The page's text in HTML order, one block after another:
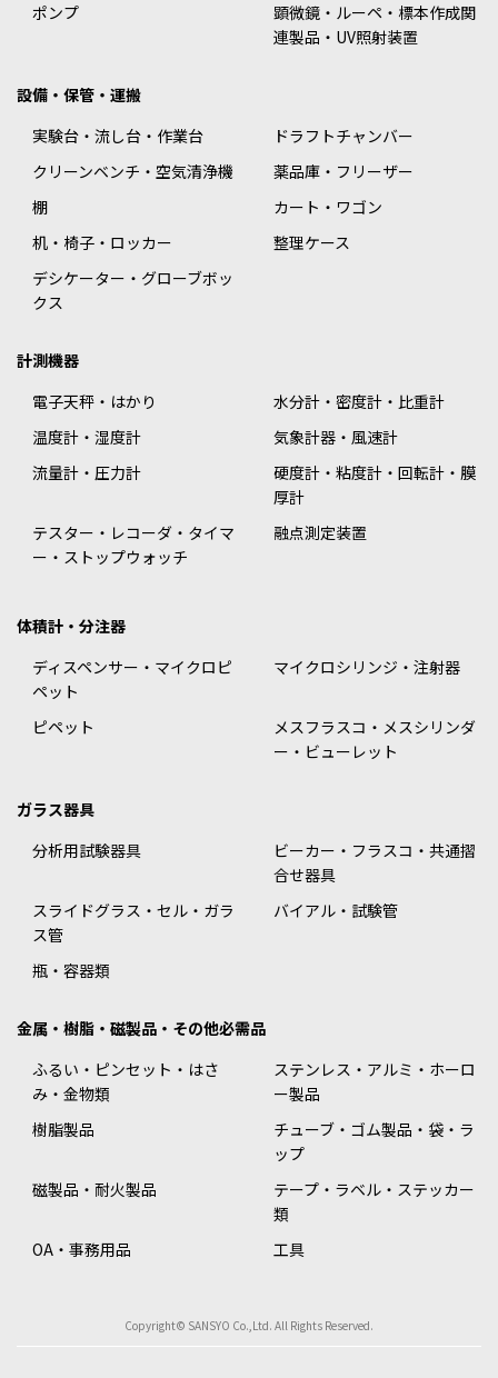
ポンプ
顕微鏡・ルーペ・標本作成関
連製品・UV照射装置
設備・保管・運搬
実験台・流し台・作業台
ドラフトチャンバー
クリーンベンチ・空気清浄機
薬品庫・フリーザー
棚
カート・ワゴン
机・椅子・ロッカー
整理ケース
デシケーター・グローブボッ
クス
計測機器
電子天秤・はかり
水分計・密度計・比重計
温度計・湿度計
気象計器・風速計
流量計・圧力計
硬度計・粘度計・回転計・膜
厚計
テスター・レコーダ・タイマ
ー・ストップウォッチ
融点測定装置
体積計・分注器
ディスペンサー・マイクロピ
ペット
マイクロシリンジ・注射器
ピペット
メスフラスコ・メスシリンダ
ー・ビューレット
ガラス器具
分析用試験器具
ビーカー・フラスコ・共通摺
合せ器具
スライドグラス・セル・ガラ
ス管
バイアル・試験管
瓶・容器類
金属・樹脂・磁製品・その他必需品
ふるい・ピンセット・はさ
み・金物類
ステンレス・アルミ・ホーロ
ー製品
樹脂製品
チューブ・ゴム製品・袋・ラ
ップ
磁製品・耐火製品
テープ・ラベル・ステッカー
類
OA・事務用品
工具
Copyright© SANSYO Co.,Ltd. All Rights Reserved.